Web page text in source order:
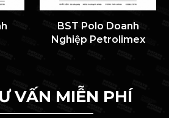
BST Polo Doanh
Nghiệp Petrolimex
VẤN MIỄN PHÍ